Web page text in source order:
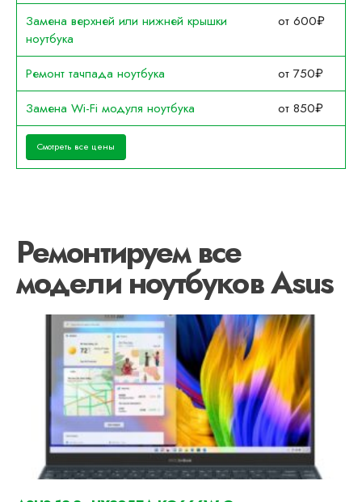
Замена верхней или нижней крышки
ноутбука
от 600₽
Ремонт тачпада ноутбука
от 750₽
Замена Wi-Fi модуля ноутбука
от 850₽
Смотреть все цены
Ремонтируем все
модели ноутбуков Asus